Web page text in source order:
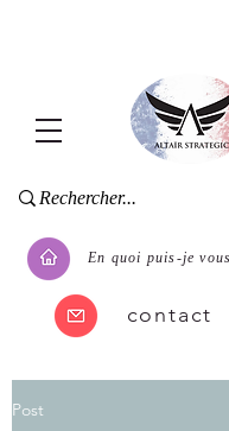
En quoi puis-je
contact
Post